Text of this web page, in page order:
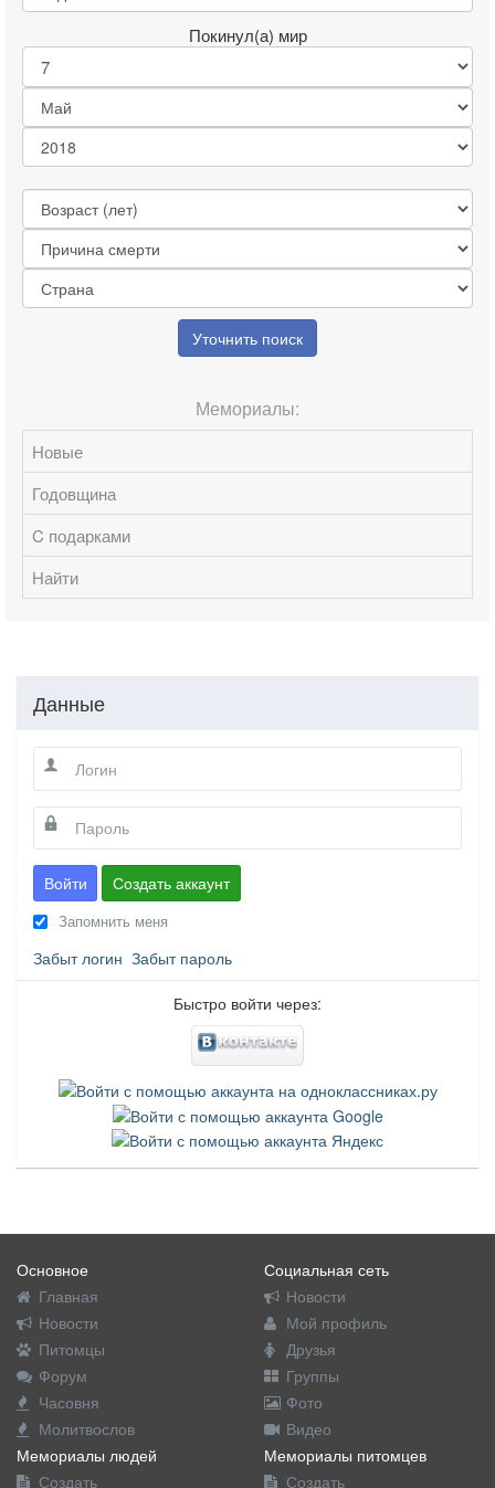
Покинул(а) мир
Уточнить поиск
Мемориалы:
Новые
Годовщина
C подарками
Найти
Данные
Войти Создать аккаунт
Запомнить меня
Забыт логин Забыт пароль
Быстро войти через:
Основное
Главная
Новости
Питомцы
Форум
Часовня
Молитвослов
Социальная сеть
Новости
Мой профиль
Друзья
Группы
Фото
Видео
Мемориалы людей
Создать
Мемориалы питомцев
Создать